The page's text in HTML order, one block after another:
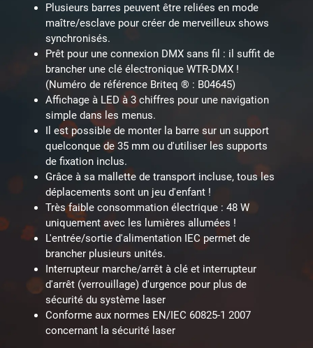
Plusieurs barres peuvent être reliées en mode
maître/esclave pour créer de merveilleux shows
synchronisés.
Prêt pour une connexion DMX sans fil : il suffit de
brancher une clé électronique WTR-DMX !
(Numéro de référence Briteq ® : B04645)
Affichage à LED à 3 chiffres pour une navigation
simple dans les menus.
Il est possible de monter la barre sur un support
quelconque de 35 mm ou d'utiliser les supports
de fixation inclus.
Grâce à sa mallette de transport incluse, tous les
déplacements sont un jeu d'enfant !
Très faible consommation électrique : 48 W
uniquement avec les lumières allumées !
L'entrée/sortie d'alimentation IEC permet de
brancher plusieurs unités.
Interrupteur marche/arrêt à clé et interrupteur
d'arrêt (verrouillage) d'urgence pour plus de
sécurité du système laser
Conforme aux normes EN/IEC 60825-1 2007
concernant la sécurité laser